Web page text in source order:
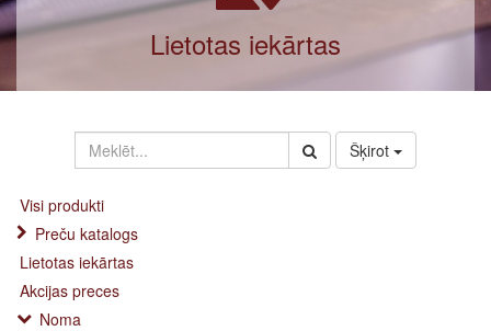
Lietotas iekārtas
Šķirot
Visi produkti
Preču katalogs
Lietotas iekārtas
Akcijas preces
Noma